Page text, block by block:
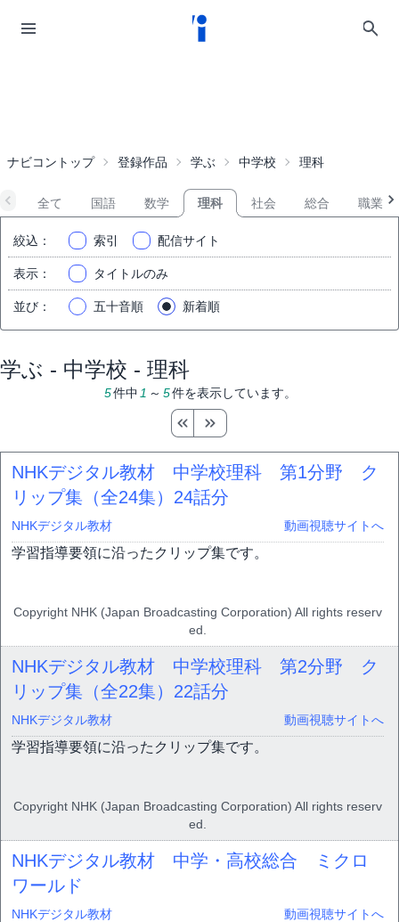
ナビコントップ 登録作品 学ぶ 中学校 理科
全て 国語 数学 理科 社会 総合 職業・
絞込 ： 索引 配信サイト
表示 ： タイトルのみ
並び ： 五十音順 新着順
学ぶ - 中学校 - 理科
5件中 1 ～ 5件を表示しています。
NHKデジタル教材 中学校理科 第1分野 ク
リップ集（全24集） 24話分
NHKデジタル教材 動画視聴サイトへ
学習指導要領に沿ったクリップ集です。
Copyright NHK (Japan Broadcasting Corporation) All rights reserv
ed.
NHKデジタル教材 中学校理科 第2分野 ク
リップ集（全22集） 22話分
NHKデジタル教材 動画視聴サイトへ
学習指導要領に沿ったクリップ集です。
Copyright NHK (Japan Broadcasting Corporation) All rights reserv
ed.
NHKデジタル教材 中学・高校総合 ミクロ
ワールド
NHKデジタル教材 動画視聴サイトへ